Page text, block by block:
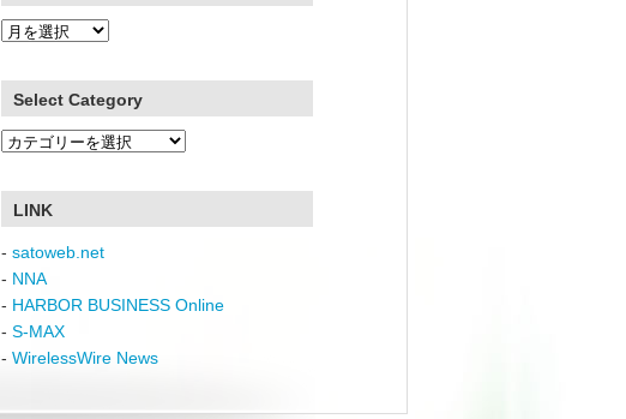
Archive
Select Category
Select
LINK
- satoweb.net
- NNA
- HARBOR BUSINESS Online
- S-MAX
- WirelessWire News